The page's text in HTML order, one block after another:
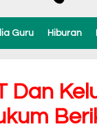
Guru Hiburan
Dan